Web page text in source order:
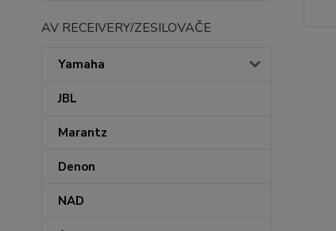
AV RECEIVERY/ZESILOVAČE
Yamaha
JBL
Marantz
Denon
NAD